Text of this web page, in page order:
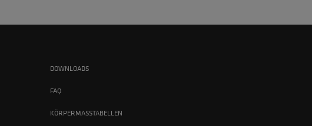
DOWNLOADS
FAQ
KÖRPERMASSTABELLEN